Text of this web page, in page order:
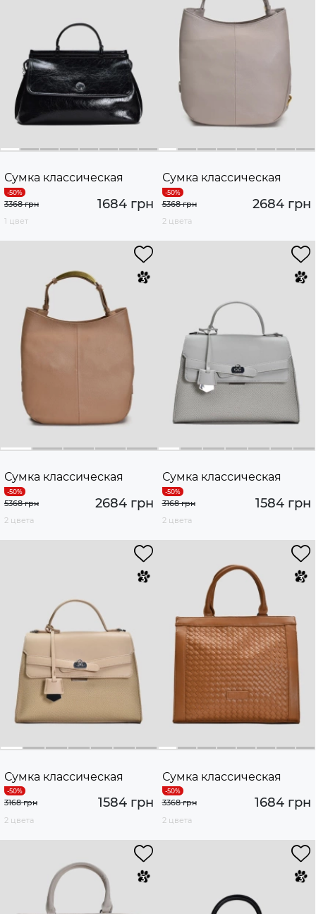
Сумка классическая
1684 грн
3368 грн
1 цвет
Сумка классическая
2684 грн
5368 грн
2 цвета
Сумка классическая
2684 грн
5368 грн
2 цвета
Сумка классическая
1584 грн
3168 грн
2 цвета
Сумка классическая
1584 грн
3168 грн
2 цвета
Сумка классическая
1684 грн
3368 грн
2 цвета